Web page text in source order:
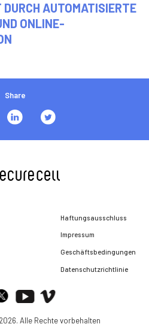
DURCH AUTOMATISIERTE
ONLINE-
Share
Haftungsausschluss
Impressum
Geschäftsbedingungen
Datenschutzrichtlinie
Alle Rechte vorbehalten